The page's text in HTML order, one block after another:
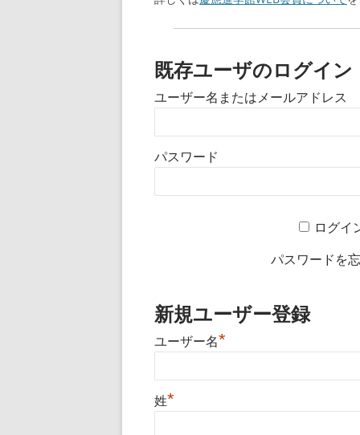
既存ユーザのログイン
ユーザー名またはメールアドレス
パスワード
ログイ
パスワードを
新規ユーザー登録
ユーザー名*
姓*